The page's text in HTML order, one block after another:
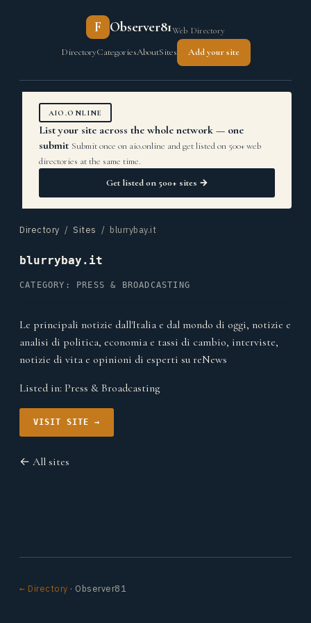
F Observer81Web Directory
DirectoryCategoriesAboutSites Add your site
AIO.ONLINE
List your site across the whole network — one
submit Submit once on aio.online and get listed on 500+ web
directories at the same time.
Get listed on 500+ sites →
Directory / Sites / blurrybay.it
blurrybay.it
CATEGORY: PRESS & BROADCASTING
Le principali notizie dall'Italia e dal mondo di oggi, notizie e
analisi di politica, economia e tassi di cambio, interviste,
notizie di vita e opinioni di esperti su reNews
Listed in: Press & Broadcasting
VISIT SITE →
← All sites
← Directory · Observer81